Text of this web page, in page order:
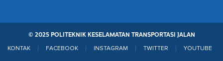
© 2025 POLITEKNIK KESELAMATAN TRANSPORTASI JALAN
KONTAK FACEBOOK INSTAGRAM TWITTER YOUTUBE